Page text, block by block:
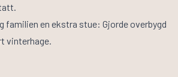
familien en ekstra stue: Gjordeoverbygd
vinterhage.